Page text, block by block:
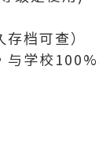
档可查）
与学校